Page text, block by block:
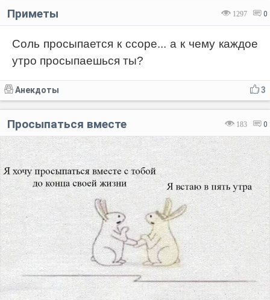
1297 0
Приметы
Соль просыпается к ссоре... а к чему каждое
утро просыпаешься ты?
3
Анекдоты
183 0
Просыпаться вместе